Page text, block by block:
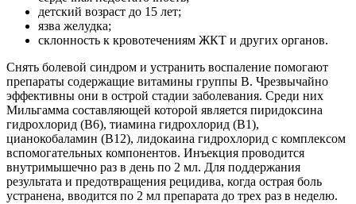
детский возраст до 15 лет;
язва желудка;
склонность к кровотечениям ЖКТ и других органов.
Снять болевой синдром и устранить воспаление помогают
препараты содержащие витамины группы В. Чрезвычайно
эффективны они в острой стадии заболевания. Среди них
Мильгамма составляющей которой является пиридоксина
гидрохлорид (В6), тиамина гидрохлорид (В1),
цианокобаламин (В12), лидокаина гидрохлорид с комплексом
вспомогательных компонентов. Инъекция проводится
внутримышечно раз в день по 2 мл. Для поддержания
результата и предотвращения рецидива, когда острая боль
устранена, вводится по 2 мл препарата до трех раз в неделю.